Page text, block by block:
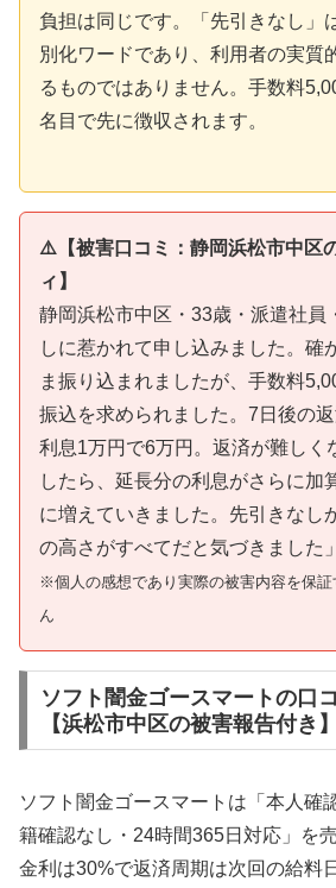
負担は同じです。「先引きなし」
別化ワードであり、利用者の実質
るものではありません。手数料
名目で先に徴収されます。
⚠️【被害口コミ：静岡浜松市中区
ィ】
静岡浜松市中区・33歳・派遣社員
しに惹かれて申し込みました。確
ま振り込まれましたが、手数料
振込を求められました。7日後の
利息1万円で6万円。返済が難しく
したら、延長分の利息がさらに加
に増えていきました。先引きなし
の高さがすべてだと気づきました」
※個人の感想であり実際の被害内容を保
ん
ソフト闇金ゴースマートの口
【浜松市中区の被害報告付き】
ソフト闇金ゴースマートは「本人確
籍確認なし・24時間365日対応」を
金利は30%で返済周期は次回の給料